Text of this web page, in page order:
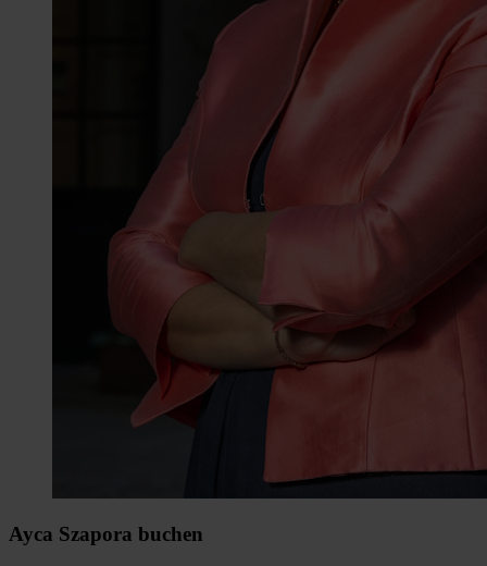
Ayca Szapora buchen